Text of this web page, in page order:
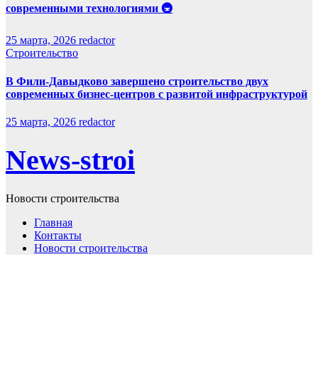
современными технологиями 🚇
25 марта, 2026 redactor
Строительство
В Фили-Давыдково завершено строительство двух
современных бизнес-центров с развитой инфраструктурой
25 марта, 2026 redactor
News-stroi
Новости строительства
Главная
Контакты
Новости строительства